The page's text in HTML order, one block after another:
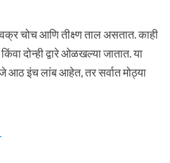
वक्र चोच आणि तीक्ष्ण ताल असतात. काही
दोन्ही द्वारे ओळखल्या जातात. या
आठ इंच लांब आहेत, तर सर्वात मोठ्या